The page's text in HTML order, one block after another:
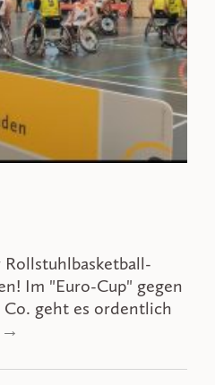
Im "Euro-Cup" gegen
Co. geht es ordentlich
→